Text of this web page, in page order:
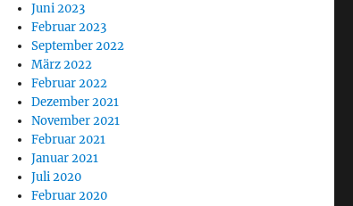
Juni 2023
Februar 2023
September 2022
März 2022
Februar 2022
Dezember 2021
November 2021
Februar 2021
Januar 2021
Juli 2020
Februar 2020